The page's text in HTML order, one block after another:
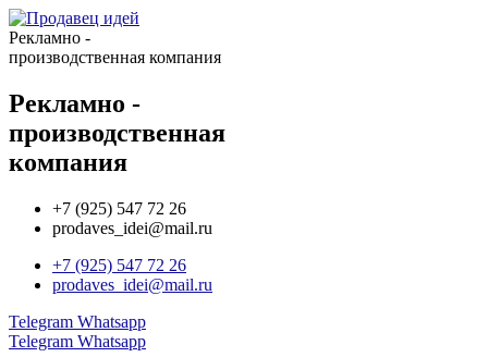
Рекламно -
производственная компания
Рекламно -
производственная
компания
+7 (925) 547 72 26
prodaves_idei@mail.ru
+7 (925) 547 72 26
prodaves_idei@mail.ru
Telegram Whatsapp
Telegram Whatsapp